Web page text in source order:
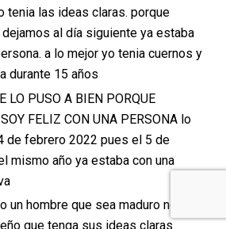
tenia las ideas claras. porque
al día siguiente ya estaba
a lo mejor yo tenia cuernos y
durante 15 años
LO PUSO A BIEN PORQUE
FELIZ CON UNA PERSONA lo
de febrero 2022 pues el 5 de
mismo año ya estaba con una
un hombre que sea maduro no un
que tenga sus ideas claras